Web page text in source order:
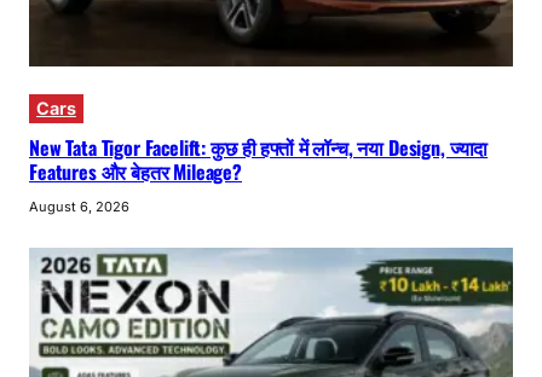
Cars
New Tata Tigor Facelift: कुछ ही हफ्तों में लॉन्च, नया Design, ज्यादा
Features और बेहतर Mileage?
August 6, 2026